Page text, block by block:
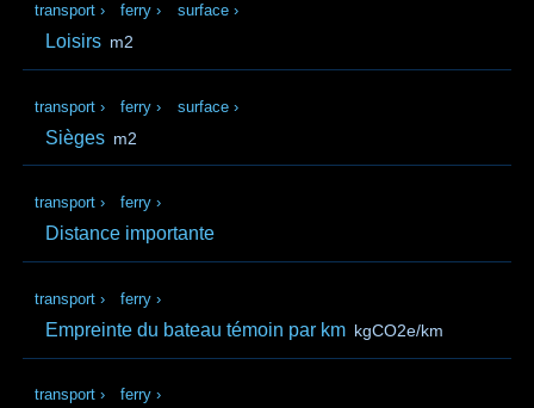
transport › ferry › surface ›
Loisirs m2
transport › ferry › surface ›
Sièges m2
transport › ferry ›
Distance importante
transport › ferry ›
Empreinte du bateau témoin par km kgCO2e/km
transport › ferry ›